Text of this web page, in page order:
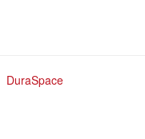
DuraSpace